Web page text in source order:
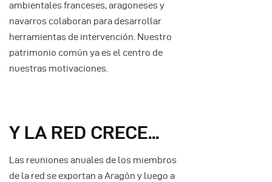
ambientales franceses, aragoneses y
navarros colaboran para desarrollar
herramientas de intervención. Nuestro
patrimonio común ya es el centro de
nuestras motivaciones.
Y LA RED CRECE...
Las reuniones anuales de los miembros
de la red se exportan a Aragón y luego a